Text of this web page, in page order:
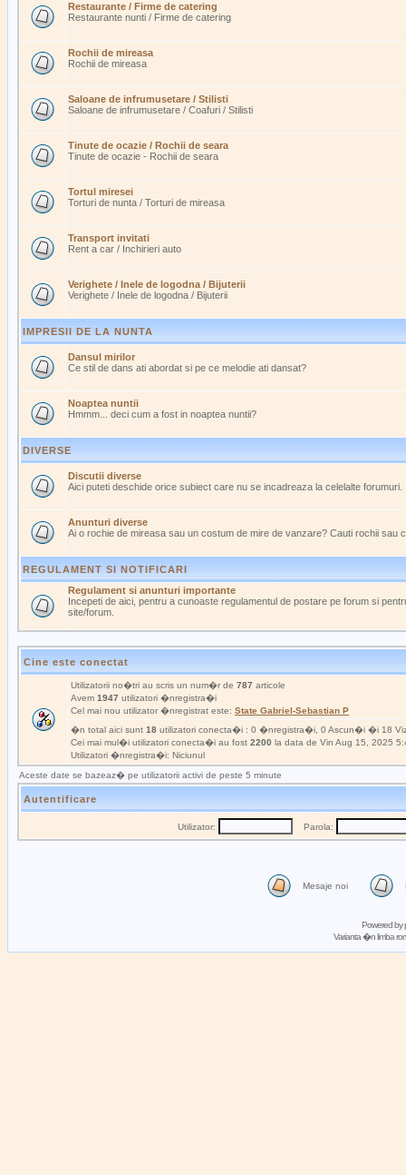
Restaurante / Firme de catering
Restaurante nunti / Firme de catering
Rochii de mireasa
Rochii de mireasa
Saloane de infrumusetare / Stilisti
Saloane de infrumusetare / Coafuri / Stilisti
Tinute de ocazie / Rochii de seara
Tinute de ocazie - Rochii de seara
Tortul miresei
Torturi de nunta / Torturi de mireasa
Transport invitati
Rent a car / Inchirieri auto
Verighete / Inele de logodna / Bijuterii
Verighete / Inele de logodna / Bijuterii
IMPRESII DE LA NUNTA
Dansul mirilor
Ce stil de dans ati abordat si pe ce melodie ati dansat?
Noaptea nuntii
Hmmm... deci cum a fost in noaptea nuntii?
DIVERSE
Discutii diverse
Aici puteti deschide orice subiect care nu se incadreaza la celelalte forumuri.
Anunturi diverse
Ai o rochie de mireasa sau un costum de mire de vanzare? Cauti rochii sau
REGULAMENT SI NOTIFICARI
Regulament si anunturi importante
Incepeti de aici, pentru a cunoaste regulamentul de postare pe forum si
site/forum.
Cine este conectat
Utilizatorii no�tri au scris un num�r de 787 articole
Avem 1947 utilizatori �nregistra�i
Cel mai nou utilizator �nregistrat este: State Gabriel-Sebastian P
�n total aici sunt 18 utilizatori conecta�i : 0 �nregistra�i, 0 Ascun�i �i 18
Cei mai mul�i utilizatori conecta�i au fost 2200 la data de Vin Aug 15, 2025
Utilizatori �nregistra�i: Niciunul
Aceste date se bazeaz� pe utilizatorii activi de peste 5 minute
Autentificare
Utilizator: Parola:
Mesaje noi
Powered by
Varianta �n limba